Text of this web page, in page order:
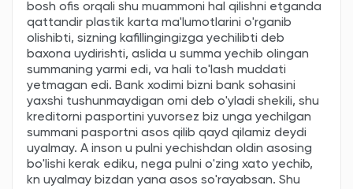
bosh ofis orqali shu muammoni hal qilishni etganda
qattandir plastik karta ma'lumotlarini o'rganib
olishibti, sizning kafillingingizga yechilibti deb
baxona uydirishti, aslida u summa yechib olingan
summaning yarmi edi, va hali to'lash muddati
yetmagan edi. Bank xodimi bizni bank sohasini
yaxshi tushunmaydigan omi deb o'yladi shekili, shu
kreditorni pasportini yuvorsez biz unga yechilgan
summani pasportni asos qilib qayd qilamiz deydi
uyalmay. A inson u pulni yechishdan oldin asosing
bo'lishi kerak ediku, nega pulni o'zing xato yechib,
kn uyalmay bizdan yana asos so'rayabsan. Shu